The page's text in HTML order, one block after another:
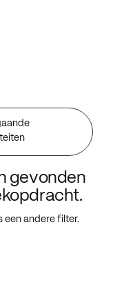
gevonden
een andere filter.